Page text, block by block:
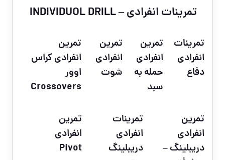
تمرینات انفرادی – INDIVIDUOL DRILL
تمرینات
انفرادی
دفاع
تمرین
انفرادی
حمله به
سبد
تمرین
انفرادی
شوت
تمرین
انفرادی کراس
اوور
Crossovers
تمرین
انفرادی
دریبلینگ –
تمرینات
انفرادی
دریبلینگ
تمرین
انفرادی
Pivot